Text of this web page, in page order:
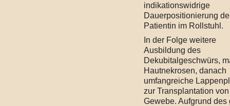
indikationswidrige
Dauerpositionierung
Patientin im Rollstuhl.
In der Folge weitere
Ausbildung des
Dekubitalgeschwürs,
Hautnekrosen, danach
umfangreiche
zur Transplantation von
Gewebe. Aufgrund des